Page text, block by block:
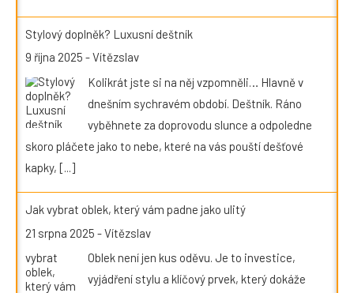
Stylový doplněk? Luxusní deštník
9 října 2025 -Vítězslav
Kolikrát jste si na něj vzpomněli… Hlavně v
dnešním sychravém období. Deštník. Ráno
vyběhnete za doprovodu slunce a odpoledne
skoro pláčete jako to nebe, které na vás pouští dešťové
kapky, [...]
Jak vybrat oblek, který vám padne jako ulitý
21 srpna 2025 -Vítězslav
Oblek není jen kus oděvu. Je to investice,
vyjádření stylu a klíčový prvek, který dokáže